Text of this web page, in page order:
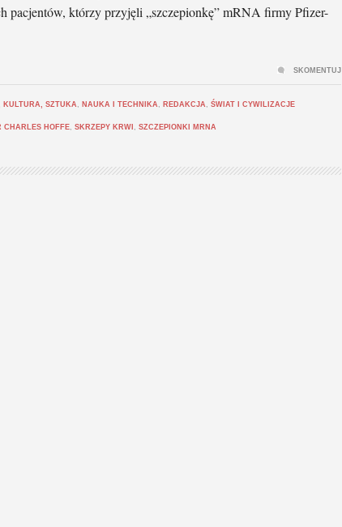
pacjentów, którzy przyjęli „szczepionkę” mRNA firmy Pfizer-
KULTURA, SZTUKA, NAUKA I TECHNIKA , REDAKCJA , ŚWIAT I CYWILIZACJE
CHARLES HOFFE, SKRZEPY KRWI , SZCZEPIONKI MRNA
SKOMENTUJ